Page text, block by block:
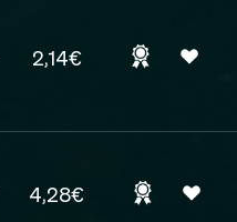
2,14€
4,28€